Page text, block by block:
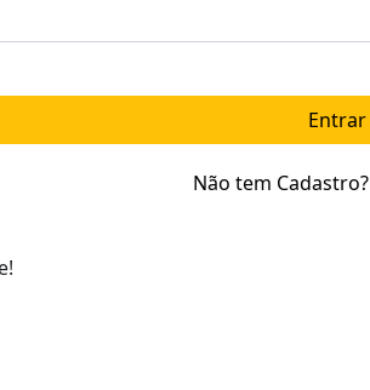
Entrar
Não tem Cadastro?